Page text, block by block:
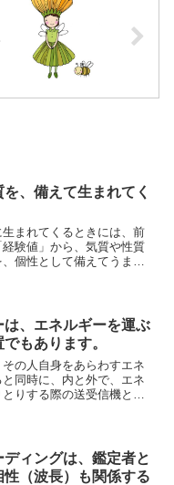
、備えて生まれてく
生まれてくるときには、前
験値」から、気質や性質
個性として備えてうまれ
は、エネルギーを運ぶ
もあります。
の人自身をあらわすエネ
同時に、内と外で、エネ
りする際の送受信機とな
ディングは、鑑定者と
性（波長）も関係する